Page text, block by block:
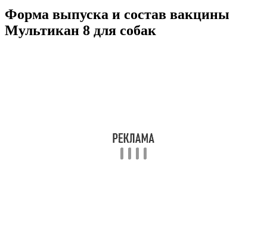
Форма выпуска и состав вакцины
Мультикан 8 для собак